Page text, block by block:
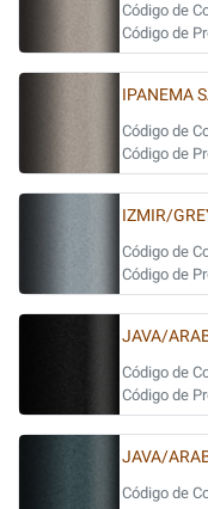
Código de
Código de
IPANEMA
Código de
Código de
IZMIR/
Código de
Código de
JAVA/
Código de
Código de
JAVA/
Código de